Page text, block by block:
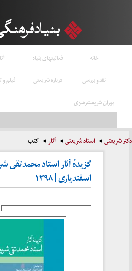
خانه فعالیتهای بنیاد
نقد و بررسی
درباره شریعتی فیلم و
پوران شریعت‌رضوی
دکتر شریعتی استاد شریعتی آثار کتاب
گزیدهٔ آثار استاد محمدتقی
اسفندیاری | ۱۳۹۸